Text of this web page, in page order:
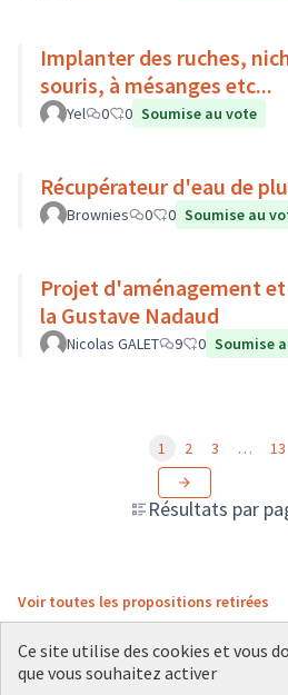
Implanter des ruches,
souris, à mésanges etc...
Yel 0 0 Soumise au vote
Récupérateur d'eau de
Brownies 0 0 Soumise au
Projet d'aménagement
la Gustave Nadaud
Nicolas GALET 9 0 Soumise
Résultats par
1 2 3 … 13
Voir toutes les propositions retirées
Ce site utilise des cookies et vous
que vous souhaitez activer